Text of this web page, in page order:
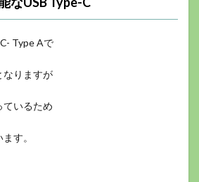
Type Aで
なりますが
ているため
す。